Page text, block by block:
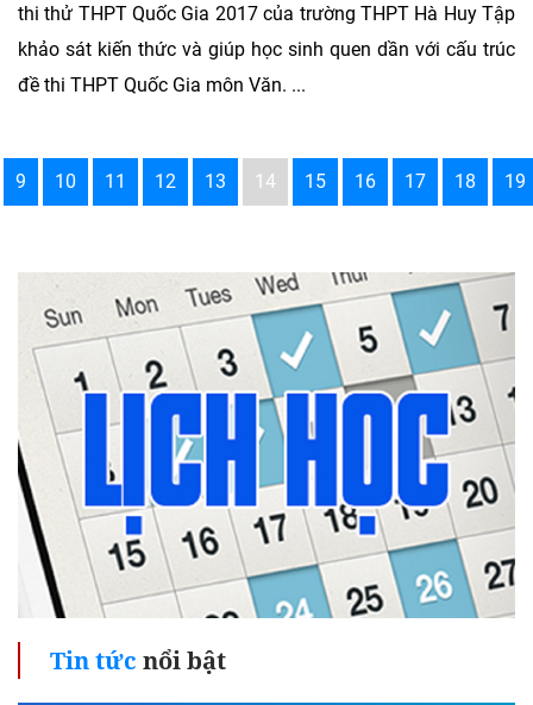
thi thử THPT Quốc Gia 2017 của trường THPT Hà Huy Tập
khảo sát kiến thức và giúp học sinh quen dần với cấu trúc
đề thi THPT Quốc Gia môn Văn. ...
9 10 11 12 13 14 15 16 17 18 19
Tin tức nổi bật